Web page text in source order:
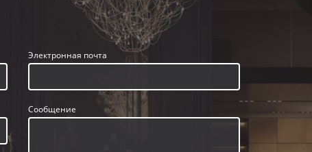
Электронная почта
Сообщение